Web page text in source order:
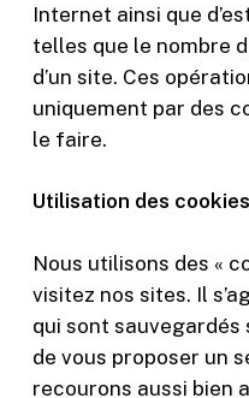
Internet ainsi que
telles que le nombre
d’un site. Ces
uniquement par des
le faire.
Utilisation des cookies
Nous utilisons des «
visitez nos sites. Il
qui sont
de vous proposer un
recourons aussi bien